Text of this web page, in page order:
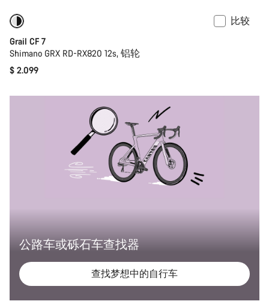
比较
Grail CF 7
Shimano GRX RD-RX820 12s, 铝轮
$ 2.099
公路车或砾石车查找器
查找梦想中的自行车